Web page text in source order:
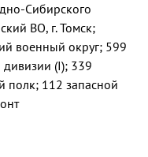
Сибирского
ВО, г. Томск;
военный округ; 599
дивизии (I); 339
полк; 112 запасной